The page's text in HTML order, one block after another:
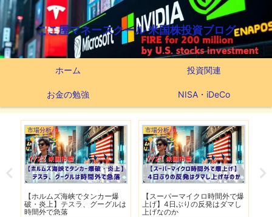
ここ屋マネースクール 米国株投資ブログ
ホーム 投資関連
お金の勉強 NISA・iDeCo
市場分析
【ホルムズ海峡でタンカー爆
破・炎上】テスラ、グーグルは
時間外で急落
市場分析
【スーパーマイクロ時間外で爆
上げ】4日ぶりの反発はダマし
上げなのか